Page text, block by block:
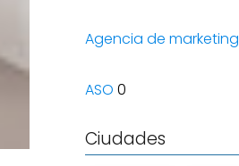
Agencia de marketing
ASO 0
Ciudades